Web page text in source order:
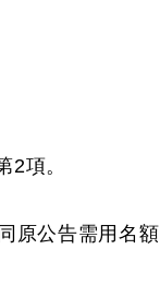
項。
原公告需用名額